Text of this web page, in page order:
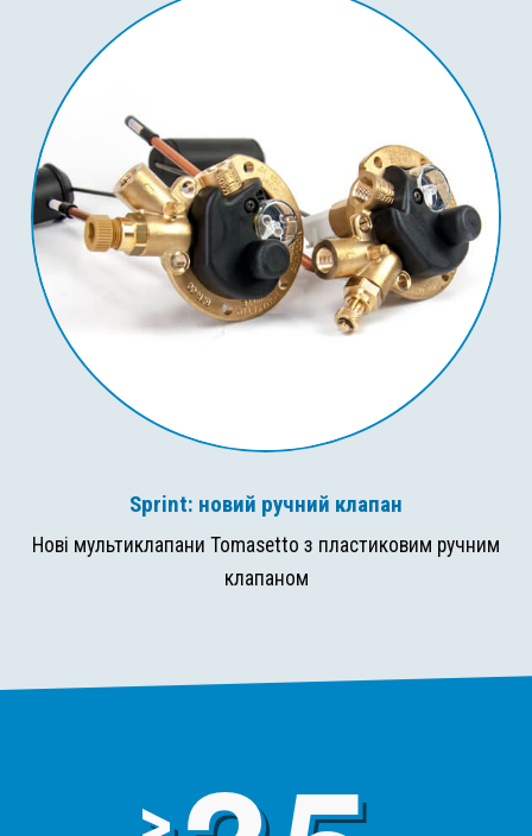
Sprint: новий ручний клапан
Нові мультиклапани Tomasetto з пластиковим ручним
клапаном